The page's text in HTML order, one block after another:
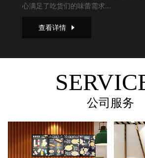
心满足了吃货们的味蕾需求...
查看详情
公司服务